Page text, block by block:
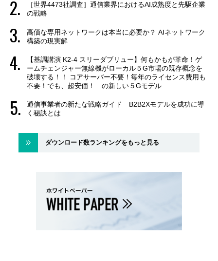
［世界4473社調査］通信業界におけるAI成熟度と先駆企業
の戦略
高価な専用ネットワークは本当に必要か？ AIネットワーク
構築の現実解
【基調講演 K2-4 スリーダブリュー】何もかもが革命！ゲ
ームチェンジャー無線機がローカル５G市場の既存概念を
破壊する！！ コアサーバー不要！毎年のライセンス費用も
不要！でも、超安価！ の新しい５Gモデル
通信事業者の新たな戦略ガイド B2B2Xモデルを成功に導
く秘訣とは
ダウンロード数ランキングをもっと見る